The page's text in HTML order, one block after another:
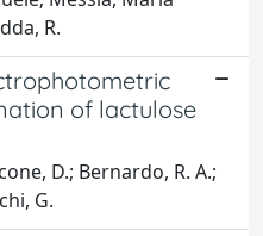
R.
of lactulose
D.; Bernardo, R. A.;
G.